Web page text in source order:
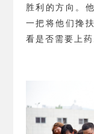
胜利的方向。
一把将他们搀
看是否需要上药